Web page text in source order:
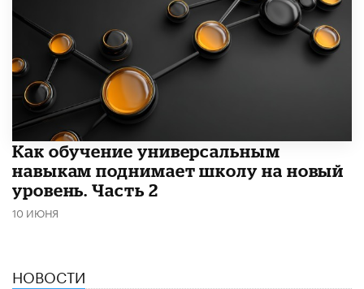
​Как обучение универсальным
навыкам поднимает школу на новый
уровень. Часть 2
10 ИЮНЯ
НОВОСТИ